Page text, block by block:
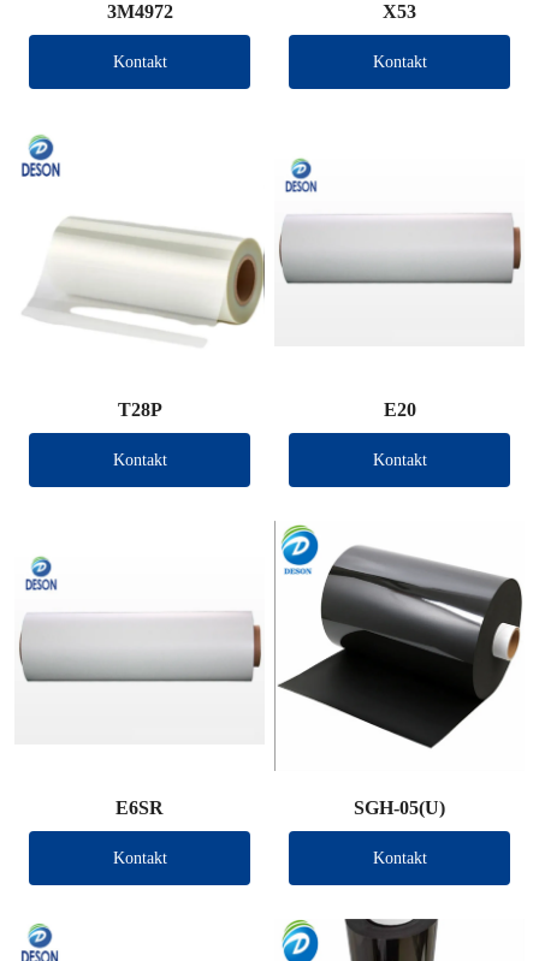
3M4972
Kontakt
X53
Kontakt
T28P
Kontakt
E20
Kontakt
E6SR
Kontakt
SGH-05(U)
Kontakt